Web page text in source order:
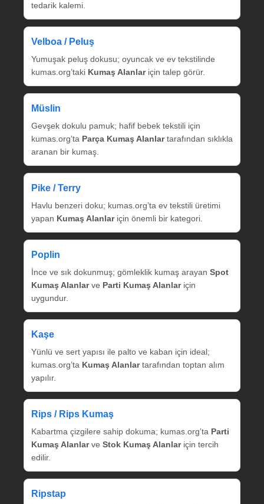
tedarik kalemi.
Velboa / Peluş
Yumuşak peluş dokusu; oyuncak ve ev tekstilinde
kumas.org’taki Kumaş Alanlariçin talep görür.
Müslin
Gevşek dokulu pamuk; hafif bebek tekstili için
kumas.org’ta Parça Kumaş Alanlartarafından sıklıkla
aranan bir kumaş.
Pike / Terry
Havlu benzeri doku; kumas.org’ta ev tekstili üretimi
yapan Kumaş Alanlariçin önemli bir kategori.
Poplin
İnce ve sık dokunmuş; gömleklik kumaş arayan Spot
Kumaş Alanlarve Parti Kumaş Alanlariçin
uygundur.
Kaşe
Yünlü ve sert yapısı ile palto ve kaban için ideal;
kumas.org’ta Kumaş Alanlartarafından toptan alım
yapılır.
Rips / Rips Kumaş
Kabartma çizgilere sahip dokuma; kumas.org’ta Parti
Kumaş Alanlarve Stok Kumaş Alanlariçin tercih
edilir.
Ripstap